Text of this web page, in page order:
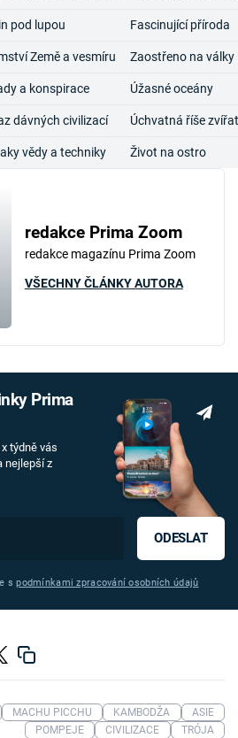
pod lupou Fascinující příroda
Země a vesmíru Zaostřeno na války
a konspirace Úžasné oceány
dávných civilizací Úchvatná říše zvířat
vědy a techniky Život na ostro
redakce Prima Zoom
redakce magazínu Prima Zoom
VŠECHNY ČLÁNKY AUTORA
Prima
týdně vás
nejlepší z
ODESLAT
spodmínkami zpracování osobních údajů
MACHU PICCHU KAMBODŽA
ASIE
POMPEJE
CIVILIZACE TRÓJA